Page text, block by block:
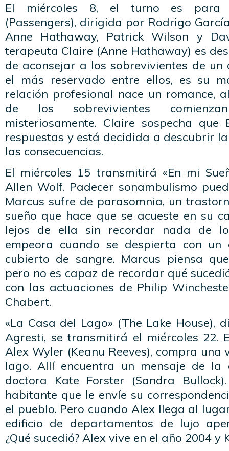
El miércoles 8, el turno es para
(Passengers), dirigida por Rodrigo
Anne Hathaway, Patrick Wilson y
terapeuta Claire (Anne Hathaway) es
de aconsejar a los sobrevivientes de un
el más reservado entre ellos, es su
relación profesional nace un romance,
de los sobrevivientes
misteriosamente. Claire sospecha
respuestas y está decidida a descubrir
las consecuencias.
El miércoles 15 transmitirá «En mi
Allen Wolf. Padecer sonambulismo
Marcus sufre de parasomnia, un
sueño que hace que se acueste en su
lejos de ella sin recordar nada de
empeora cuando se despierta con
cubierto de sangre. Marcus piensa
pero no es capaz de recordar qué
con las actuaciones de Philip
Chabert.
«La Casa del Lago» (The Lake House),
Agresti, se transmitirá el miércoles 22.
Alex Wyler (Keanu Reeves), compra
lago. Allí encuentra un mensaje de la
doctora Kate Forster (Sandra
habitante que le envíe su
el pueblo. Pero cuando Alex llega al
edificio de departamentos de lujo
¿Qué sucedió? Alex vive en el año 2004 y